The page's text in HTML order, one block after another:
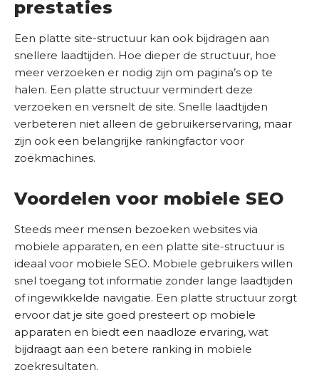
prestaties
Een platte site-structuur kan ook bijdragen aan
snellere laadtijden. Hoe dieper de structuur, hoe
meer verzoeken er nodig zijn om pagina’s op te
halen. Een platte structuur vermindert deze
verzoeken en versnelt de site. Snelle laadtijden
verbeteren niet alleen de gebruikerservaring, maar
zijn ook een belangrijke rankingfactor voor
zoekmachines.
Voordelen voor mobiele SEO
Steeds meer mensen bezoeken websites via
mobiele apparaten, en een platte site-structuur is
ideaal voor mobiele SEO. Mobiele gebruikers willen
snel toegang tot informatie zonder lange laadtijden
of ingewikkelde navigatie. Een platte structuur zorgt
ervoor dat je site goed presteert op mobiele
apparaten en biedt een naadloze ervaring, wat
bijdraagt aan een betere ranking in mobiele
zoekresultaten.